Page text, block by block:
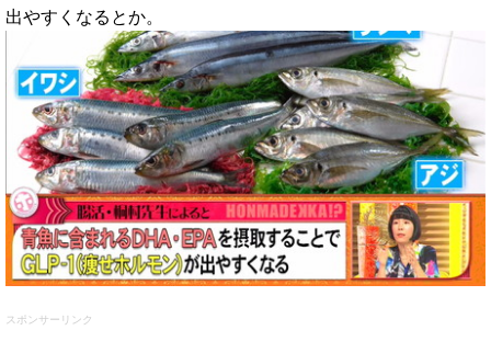
出やすくなるとか。
スポンサーリンク